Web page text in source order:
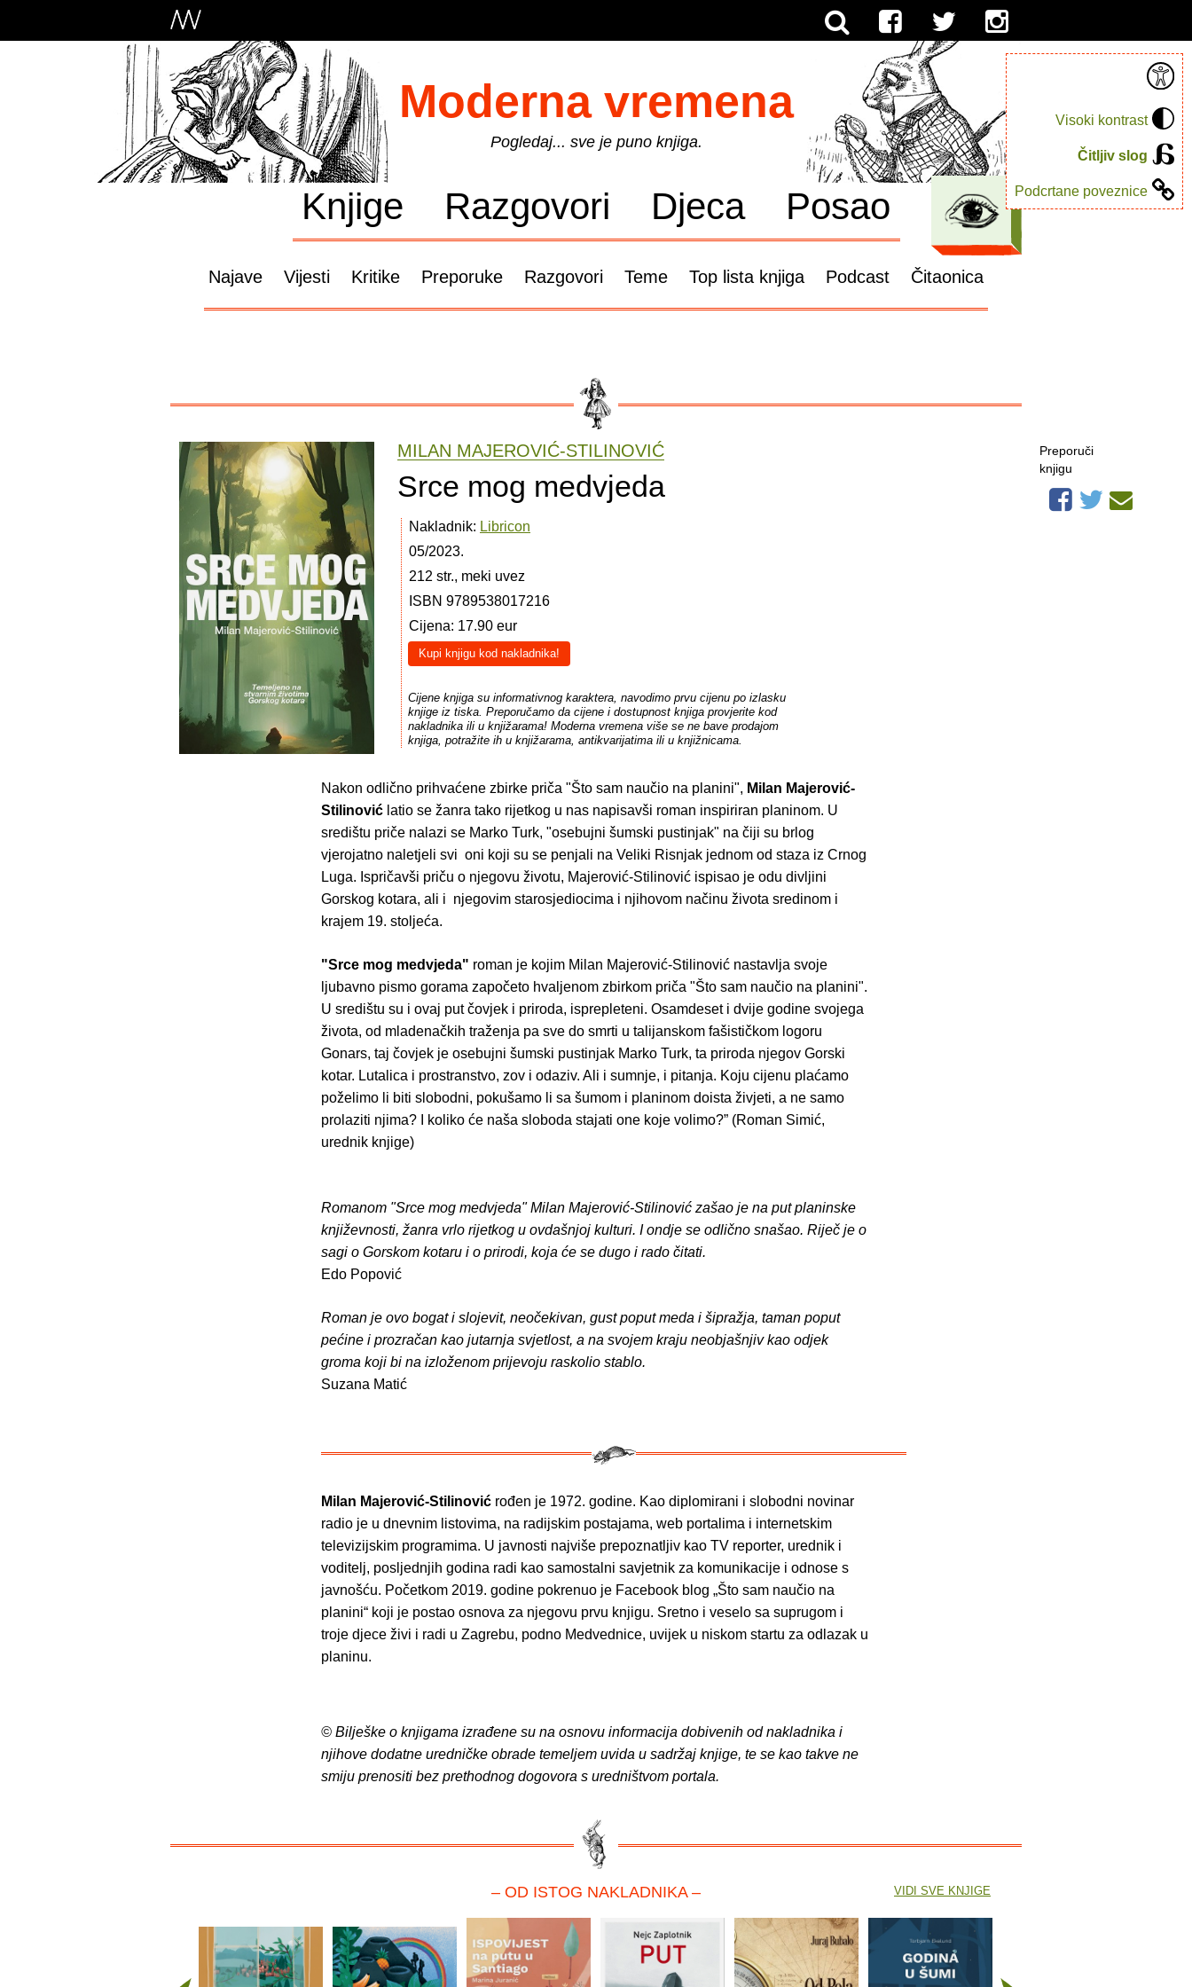
Visoki kontrast
Čitljiv slog
Podcrtane poveznice
Moderna vremena
Pogledaj... sve je puno knjiga.
Knjige Razgovori Djeca Posao
Najave Vijesti Kritike Preporuke Razgovori Teme Top lista knjiga Podcast Čitaonica
MILAN MAJEROVIĆ-STILINOVIĆ
Srce mog medvjeda
Nakladnik: Libricon
05/2023.
212 str., meki uvez
ISBN 9789538017216
Cijena: 17.90 eur
Kupi knjigu kod nakladnika!
Cijene knjiga su informativnog karaktera, navodimo prvu cijenu po izlasku
knjige iz tiska. Preporučamo da cijene i dostupnost knjiga provjerite kod
nakladnika ili u knjižarama! Moderna vremena više se ne bave prodajom
knjiga, potražite ih u knjižarama, antikvarijatima ili u knjižnicama.
Nakon odlično prihvaćene zbirke priča "Što sam naučio na planini", Milan Majerović-
Stilinović latio se žanra tako rijetkog u nas napisavši roman inspiriran planinom. U
središtu priče nalazi se Marko Turk, "osebujni šumski pustinjak" na čiji su brlog
vjerojatno naletjeli svi oni koji su se penjali na Veliki Risnjak jednom od staza iz Crnog
Luga. Ispričavši priču o njegovu životu, Majerović-Stilinović ispisao je odu divljini
Gorskog kotara, ali i njegovim starosjediocima i njihovom načinu života sredinom i
krajem 19. stoljeća.
"Srce mog medvjeda" roman je kojim Milan Majerović-Stilinović nastavlja svoje
ljubavno pismo gorama započeto hvaljenom zbirkom priča "Što sam naučio na planini".
U središtu su i ovaj put čovjek i priroda, isprepleteni. Osamdeset i dvije godine svojega
života, od mladenačkih traženja pa sve do smrti u talijanskom fašističkom logoru
Gonars, taj čovjek je osebujni šumski pustinjak Marko Turk, ta priroda njegov Gorski
kotar. Lutalica i prostranstvo, zov i odaziv. Ali i sumnje, i pitanja. Koju cijenu plaćamo
poželimo li biti slobodni, pokušamo li sa šumom i planinom doista živjeti, a ne samo
prolaziti njima? I koliko će naša sloboda stajati one koje volimo?” (Roman Simić,
urednik knjige)
Romanom "Srce mog medvjeda" Milan Majerović-Stilinović zašao je na put planinske
književnosti, žanra vrlo rijetkog u ovdašnjoj kulturi. I ondje se odlično snašao. Riječ je o
sagi o Gorskom kotaru i o prirodi, koja će se dugo i rado čitati.
Edo Popović
Roman je ovo bogat i slojevit, neočekivan, gust poput meda i šipražja, taman poput
pećine i prozračan kao jutarnja svjetlost, a na svojem kraju neobjašnjiv kao odjek
groma koji bi na izloženom prijevoju raskolio stablo.
Suzana Matić
Milan Majerović-Stilinović rođen je 1972. godine. Kao diplomirani i slobodni novinar
radio je u dnevnim listovima, na radijskim postajama, web portalima i internetskim
televizijskim programima. U javnosti najviše prepoznatljiv kao TV reporter, urednik i
voditelj, posljednjih godina radi kao samostalni savjetnik za komunikacije i odnose s
javnošću. Početkom 2019. godine pokrenuo je Facebook blog „Što sam naučio na
planini“ koji je postao osnova za njegovu prvu knjigu. Sretno i veselo sa suprugom i
troje djece živi i radi u Zagrebu, podno Medvednice, uvijek u niskom startu za odlazak u
planinu.
© Bilješke o knjigama izrađene su na osnovu informacija dobivenih od nakladnika i
njihove dodatne uredničke obrade temeljem uvida u sadržaj knjige, te se kao takve ne
smiju prenositi bez prethodnog dogovora s uredništvom portala.
Preporuči
knjigu
– OD ISTOG NAKLADNIKA – VIDI SVE KNJIGE